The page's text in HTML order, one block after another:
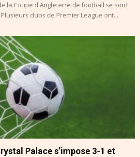
la Coupe d'Angleterre de football se sont
clubs de Premier League ont...
Palace s’impose 3-1 et